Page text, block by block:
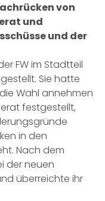
von
und
und der
FW im Stadtteil
Sie hatte
Wahl annehmen
festgestellt,
in den
Nach dem
der neuen
überreichte ihr